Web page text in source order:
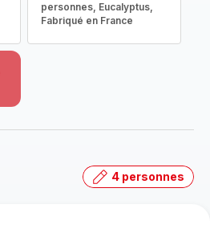
personnes, Eucalyptus,
Fabriqué en France
4 personnes